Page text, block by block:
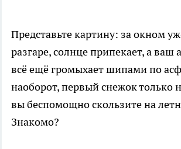
Представьте картину: за окном
разгаре, солнце припекает, а ваш
всё ещё громыхает шипами по
наоборот, первый снежок только
вы беспомощно скользите на
Знакомо?